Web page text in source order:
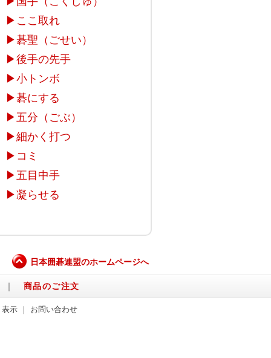
▶ ここ取れ
▶碁聖（ごせい）
▶後手の先手
▶小トンボ
▶碁にする
▶五分（ごぶ）
▶細かく打つ
▶ コミ
▶五目中手
▶凝らせる
日本囲碁連盟のホームページへ
｜商品のご注文
表示｜ お問い合わせ